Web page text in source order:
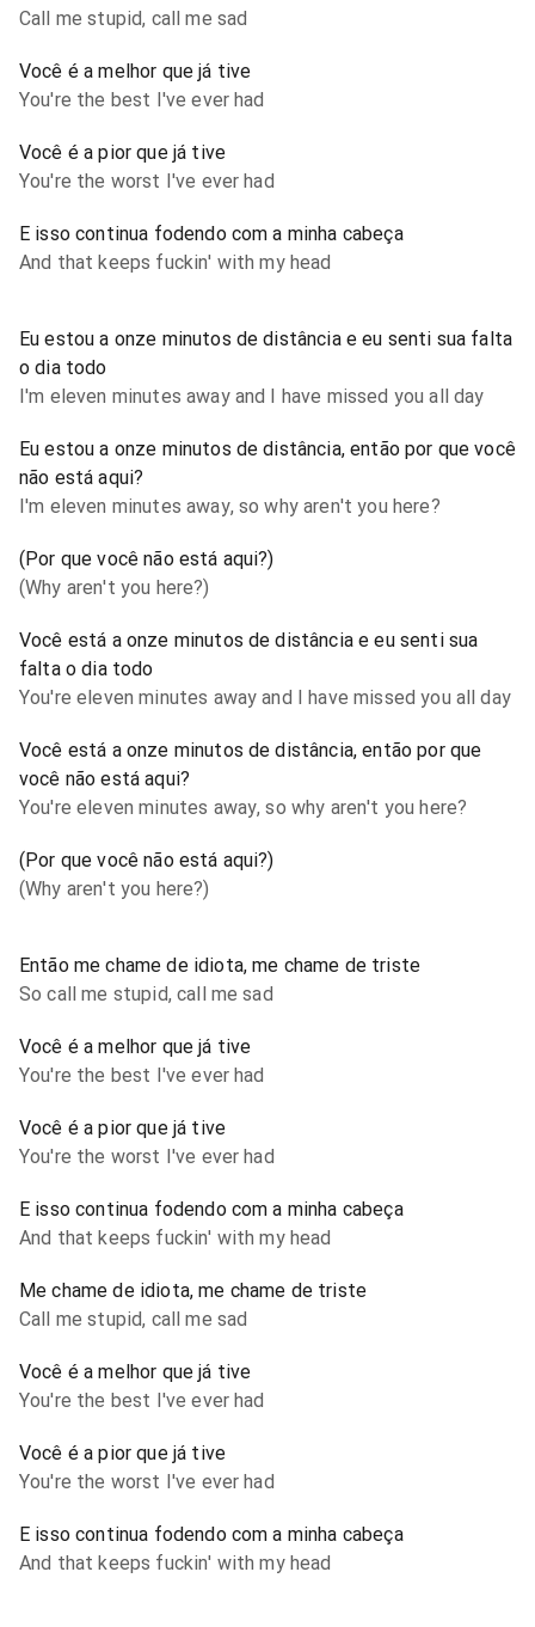
Call me stupid, call me sad
Você é a melhor que já tive
You're the best I've ever had
Você é a pior que já tive
You're the worst I've ever had
E isso continua fodendo com a minha cabeça
And that keeps fuckin' with my head
Eu estou a onze minutos de distância e eu senti sua falta
o dia todo
I'm eleven minutes away and I have missed you all day
Eu estou a onze minutos de distância, então por que você
não está aqui?
I'm eleven minutes away, so why aren't you here?
(Por que você não está aqui?)
(Why aren't you here?)
Você está a onze minutos de distância e eu senti sua
falta o dia todo
You're eleven minutes away and I have missed you all day
Você está a onze minutos de distância, então por que
você não está aqui?
You're eleven minutes away, so why aren't you here?
(Por que você não está aqui?)
(Why aren't you here?)
Então me chame de idiota, me chame de triste
So call me stupid, call me sad
Você é a melhor que já tive
You're the best I've ever had
Você é a pior que já tive
You're the worst I've ever had
E isso continua fodendo com a minha cabeça
And that keeps fuckin' with my head
Me chame de idiota, me chame de triste
Call me stupid, call me sad
Você é a melhor que já tive
You're the best I've ever had
Você é a pior que já tive
You're the worst I've ever had
E isso continua fodendo com a minha cabeça
And that keeps fuckin' with my head